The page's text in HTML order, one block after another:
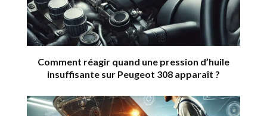
Comment réagir quand une pression d’huile
insuffisante sur Peugeot 308 apparaît ?